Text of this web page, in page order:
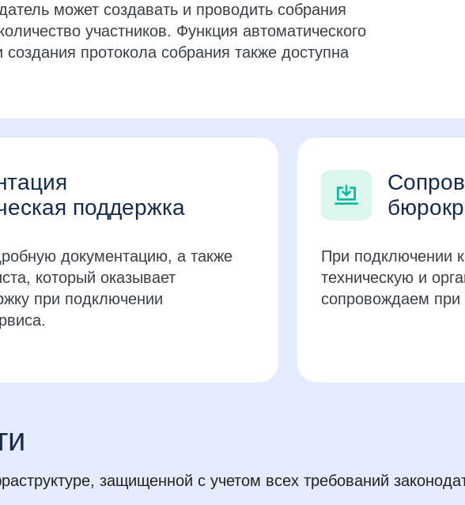
может создавать и проводить собрания
участников. Функция автоматического
создания протокола собрания также доступна
поддержка
При подключении
техническую и
сопровождаем
документацию, а также
который оказывает
при подключении
защищенной с учетом всех требований